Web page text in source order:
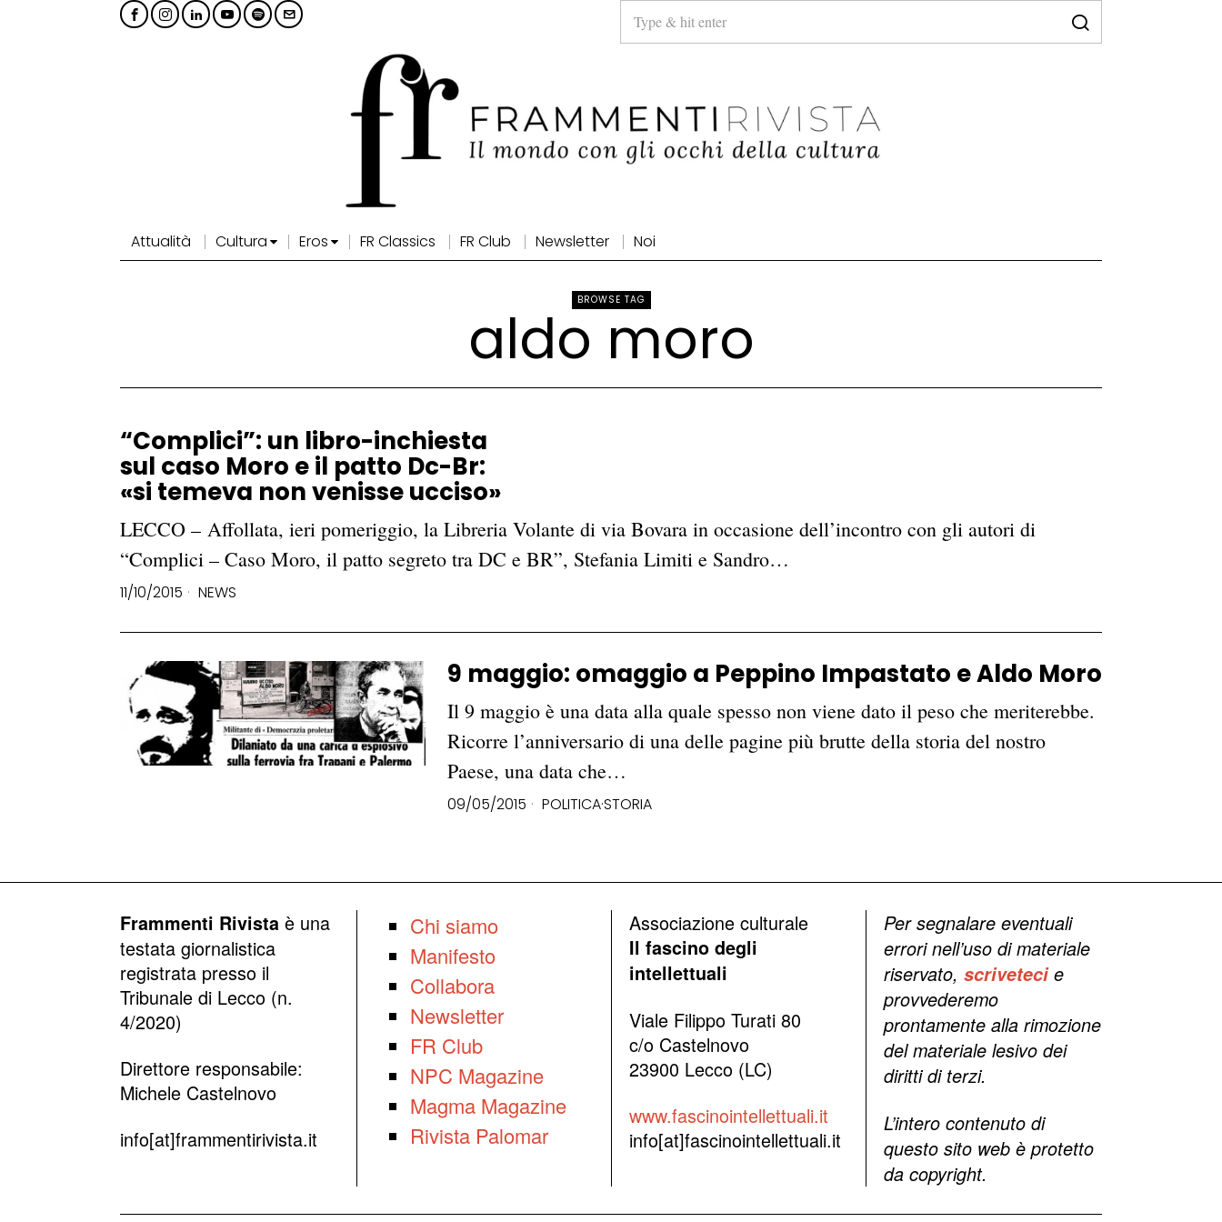
Attualità Cultura Eros FR Classics FR Club Newsletter Noi
BROWSE TAG
aldo moro
“Complici”: un libro-inchiesta
sul caso Moro e il patto Dc-Br:
«si temeva non venisse ucciso»
LECCO – Affollata, ieri pomeriggio, la Libreria Volante di via Bovara in occasione dell’incontro con gli autori di
“Complici – Caso Moro, il patto segreto tra DC e BR”, Stefania Limiti e Sandro…
11/10/2015 NEWS
9 maggio: omaggio a Peppino Impastato e Aldo Moro
Il 9 maggio è una data alla quale spesso non viene dato il peso che meriterebbe.
Ricorre l’anniversario di una delle pagine più brutte della storia del nostro
Paese, una data che…
09/05/2015 POLITICA·STORIA
Frammenti Rivista è una
testata giornalistica
registrata presso il
Tribunale di Lecco (n.
4/2020)
Direttore responsabile:
Michele Castelnovo
info[at]frammentirivista.it
Chi siamo
Manifesto
Collabora
Newsletter
FR Club
NPC Magazine
Magma Magazine
Rivista Palomar
Associazione culturale
Il fascino degli
intellettuali
Viale Filippo Turati 80
c/o Castelnovo
23900 Lecco (LC)
www.fascinointellettuali.it
info[at]fascinointellettuali.it
Per segnalare eventuali
errori nell’uso di materiale
riservato, scriveteci e
provvederemo
prontamente alla rimozione
del materiale lesivo dei
diritti di terzi.
L’intero contenuto di
questo sito web è protetto
da copyright.